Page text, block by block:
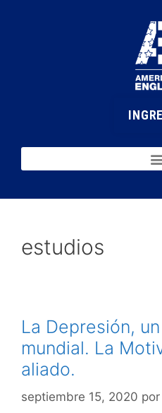
estudios
La Depresión,
mundial. La
aliado.
septiembre 15, 2020 por